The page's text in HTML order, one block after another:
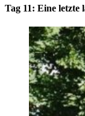
Tag 11: Eine letzte